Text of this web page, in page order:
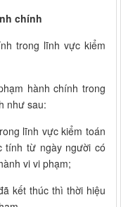
chính
trong lĩnh vực kiểm
hành chính trong
như sau:
lĩnh vực kiểm toán
tính từ ngày người có
vi vi phạm;
kết thúc thì thời hiệu